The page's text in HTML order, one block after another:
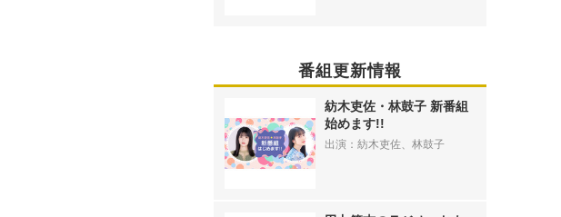
番組更新情報
紡木吏佐・林鼓子 新番組
始めます!!
出演：紡木吏佐、林鼓子